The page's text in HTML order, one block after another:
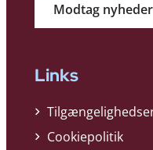
Modtag nyheder
Links
Cookiepolitik